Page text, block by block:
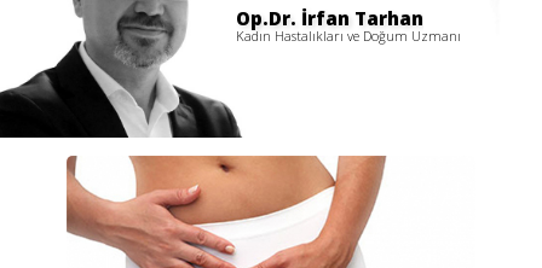
Op.Dr. İrfan Tarhan
Kadın Hastalıkları ve Doğum Uzmanı